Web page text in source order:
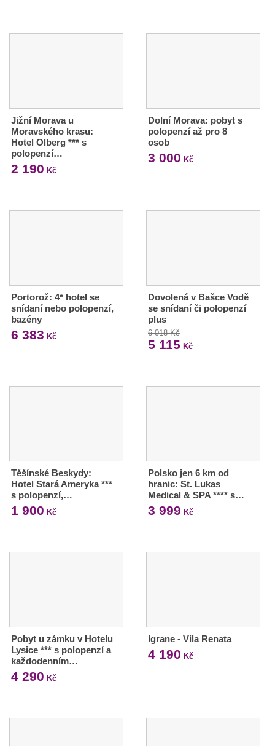
Jižní Morava u
Moravského krasu:
Hotel Olberg *** s
polopenzí…
2 190 Kč
Dolní Morava: pobyt s
polopenzí až pro 8
osob
3 000 Kč
Portorož: 4* hotel se
snídaní nebo polopenzí,
bazény
6 383 Kč
Dovolená v Bašce Vodě
se snídaní či polopenzí
plus
6 018 Kč
5 115 Kč
Těšínské Beskydy:
Hotel Stará Ameryka ***
s polopenzí,…
1 900 Kč
Polsko jen 6 km od
hranic: St. Lukas
Medical & SPA **** s…
3 999 Kč
Pobyt u zámku v Hotelu
Lysice *** s polopenzí a
každodenním…
4 290 Kč
Igrane - Vila Renata
4 190 Kč